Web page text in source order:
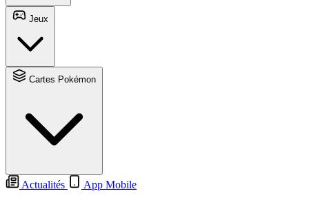
Actualités
App Mobile